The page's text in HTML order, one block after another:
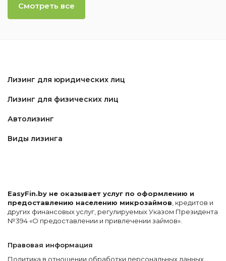
Смотреть все
Лизинг для юридических лиц
Лизинг для физических лиц
Автолизинг
Виды лизинга
EasyFin.by не оказывает услуг по оформлению и
предоставлению населению микрозаймов , кредитов и
других финансовых услуг, регулируемых Указом Президента
№394 «О предоставлении и привлечении займов».
Правовая информация
Политика в отношении обработки персональных данных